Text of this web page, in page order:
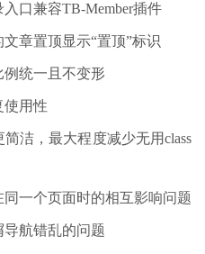
口兼容TB-Member插件
章置顶显示“置顶”标识
统一且不变形
使用性
洁，最大程度减少无用class
一个页面时的相互影响问题
航错乱的问题